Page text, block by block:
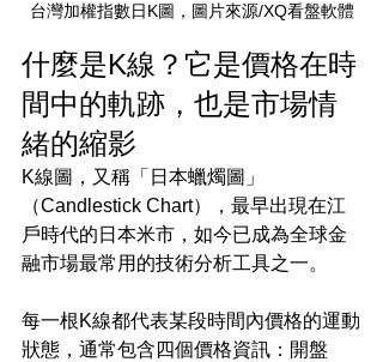
台灣加權指數日K圖，圖片來源/XQ看盤軟體
什麼是K線？它是價格在時
間中的軌跡，也是市場情
緒的縮影
K線圖，又稱「日本蠟燭圖」
（Candlestick Chart），最早出現在江
戶時代的日本米市，如今已成為全球金
融市場最常用的技術分析工具之一。
每一根K線都代表某段時間內價格的運動
狀態，通常包含四個價格資訊：開盤